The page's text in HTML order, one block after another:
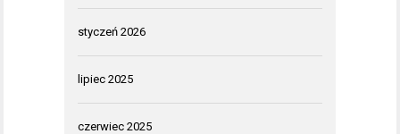
styczeń 2026
lipiec 2025
czerwiec 2025